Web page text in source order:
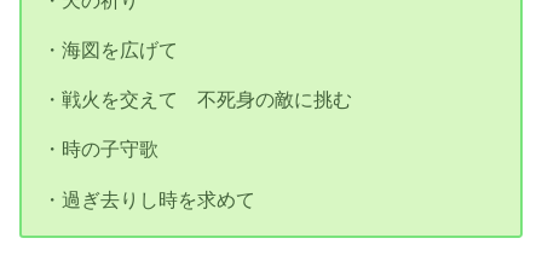
・海図を広げて
・戦火を交えて 不死身の敵に挑む
・時の子守歌
・過ぎ去りし時を求めて